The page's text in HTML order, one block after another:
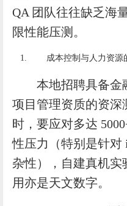
QA 团队往往缺乏海
限性能压测。
成本控制与人力资源
本地招聘具备金
项目管理资质的资深
时，要应对多达
性压力（特别是针对
杂性），自建真机实
用亦是天文数字。